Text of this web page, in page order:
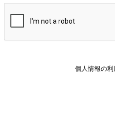
個人情報の